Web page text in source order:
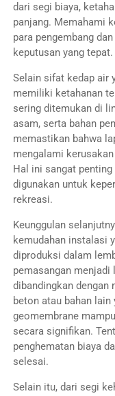
dari segi biaya,
panjang. Memahami
para pengembang
keputusan yang tepat.
Selain sifat kedap air
memiliki ketahanan
sering ditemukan di
asam, serta bahan
memastikan bahwa
mengalami
Hal ini sangat
digunakan untuk
rekreasi.
Keunggulan
kemudahan instalasi
diproduksi dalam
pemasangan
dibandingkan dengan
beton atau bahan
geomembrane
secara signifikan.
penghematan biaya
selesai.
Selain itu, dari segi